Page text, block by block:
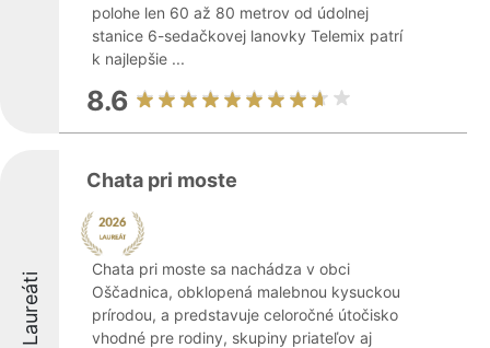
polohe len 60 až 80 metrov od údolnej
stanice 6-sedačkovej lanovky Telemix patrí
k najlepšie ...
8.6
Laureáti
Chata pri moste
Chata pri moste sa nachádza v obci
Oščadnica, obklopená malebnou kysuckou
prírodou, a predstavuje celoročné útočisko
vhodné pre rodiny, skupiny priateľov aj